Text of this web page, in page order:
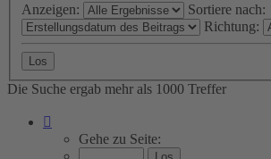
Anzeigen:
Sortiere nach:
Richtung:
Die Suche ergab mehr als 1000 Treffer
von
Gehe zu Seite: